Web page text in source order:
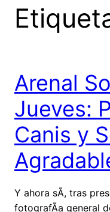
Arenal
Jueves:
Canis y
Y ahora sÃ­, tras
fotografÃ­a general